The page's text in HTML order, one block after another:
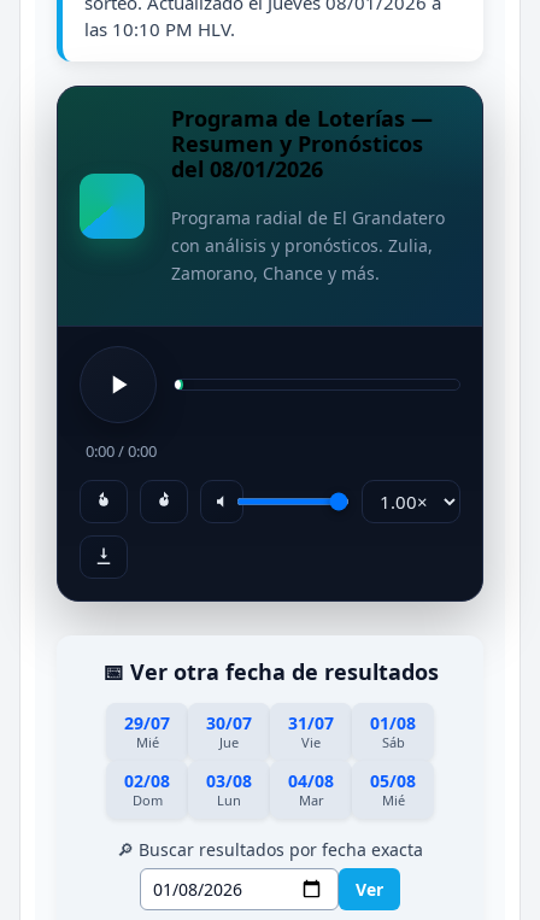
las 10:10 PM HLV.
Programa de Loterías —
Resumen y Pronósticos
del 08/01/2026
Programa radial de El Grandatero
con análisis y pronósticos. Zulia,
Zamorano, Chance y más.
0:00/0:00
📅 Ver otra fecha de resultados
29/07
Mié
30/07
Jue
31/07
Vie
01/08
Sáb
02/08
Dom
03/08
Lun
04/08
Mar
05/08
Mié
🔎 Buscar resultados por fecha exacta
Ver